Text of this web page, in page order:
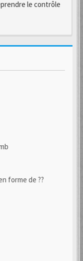
le contrôle
forme de ??